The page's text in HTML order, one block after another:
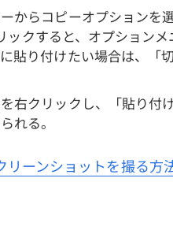
からコピーオプションを
クすると、オプション
貼り付けたい場合は、「
右クリックし、「貼り付
れる。
ーンショットを撮る方